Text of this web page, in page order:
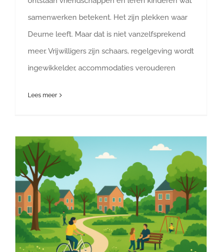
samenwerken betekent. Het zijn plekken waar
Deurne leeft. Maar dat is niet vanzelfsprekend
meer. Vrijwilligers zijn schaars, regelgeving wordt
ingewikkelder, accommodaties verouderen
Lees meer